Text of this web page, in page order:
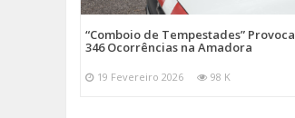
“Comboio de Tempestades” Provoca
346 Ocorrências na Amadora
19 Fevereiro 2026 98 K